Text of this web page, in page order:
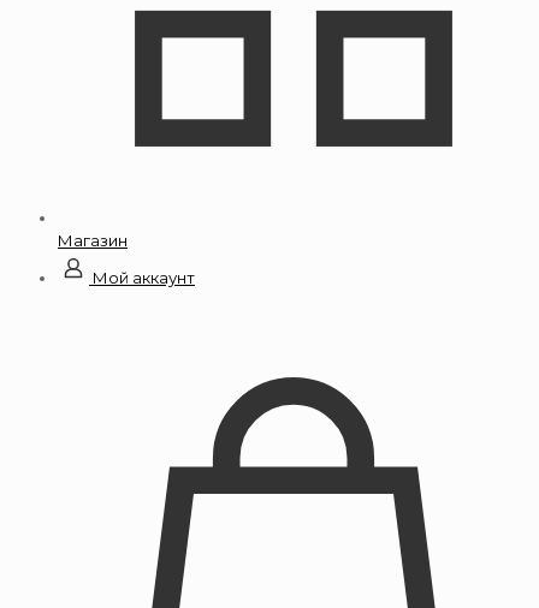
Магазин
Мой аккаунт